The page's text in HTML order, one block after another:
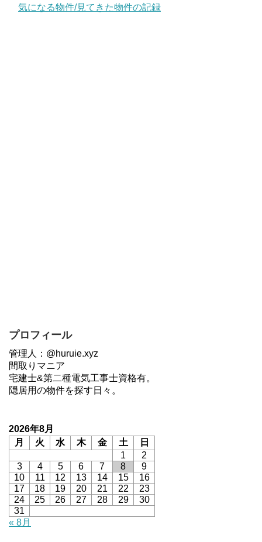
気になる物件/見てきた物件の記録
プロフィール
管理人：@huruie.xyz
間取りマニア
宅建士&第二種電気工事士資格有。
隠居用の物件を探す日々。
2026年8月
月
火 水 木 金 土
日
1
2
3
4 5 6 7 8
9
10
11 12 13 14 15
16
17
18 19 20 21 22
23
24
25 26 27 28 29
30
31
« 8月